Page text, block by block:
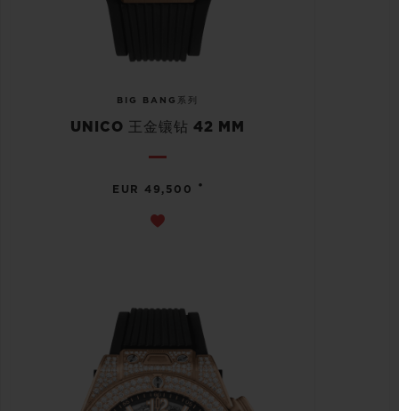
BIG BANG系列
UNICO 王金镶钻 42 MM
EUR 49,500 •